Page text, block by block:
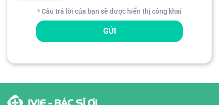
* Câu trả lời của bạn sẽ được hiển thị công khai
GỬI